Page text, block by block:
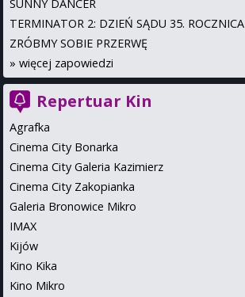
SUNNY DANCER
TERMINATOR 2: DZIEŃ SĄDU 35. ROCZNICA
ZRÓBMY SOBIE PRZERWĘ
» więcej zapowiedzi
Repertuar Kin
Agrafka
Cinema City Bonarka
Cinema City Galeria Kazimierz
Cinema City Zakopianka
Galeria Bronowice Mikro
IMAX
Kijów
Kino Kika
Kino Mikro